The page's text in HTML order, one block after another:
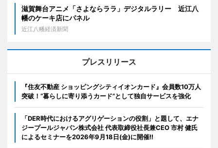
滋賀舞台アニメ「さよならララ」デジタルラリー 近江八
幡のケーキ店にパネル
近江八幡経済新聞
プレスリリース
『住友不動産 ショッピングシティイオンカード』会員数10万人
突破！“暮らしに寄り添うカード”として独自サービスを強化
「DER時代におけるアグリゲーションの役割」と題して、エナ
ジープールジャパン株式会社 代表取締役社長兼CEO 市村 健氏
によるセミナーを2026年9月18日(金)に開催!!